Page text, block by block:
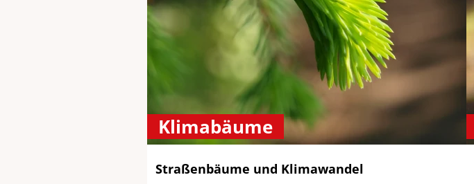
Klimabäume
Straßenbäume und Klimawandel